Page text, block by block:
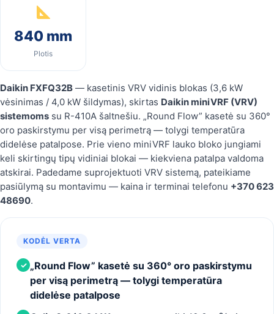
840 mm
Plotis
Daikin FXFQ32B — kasetinis VRV vidinis blokas (3,6 kW
vėsinimas / 4,0 kW šildymas), skirtas Daikin miniVRF (VRV)
sistemoms su R-410A šaltnešiu. „Round Flow” kasetė su 360°
oro paskirstymu per visą perimetrą — tolygi temperatūra
didelėse patalpose. Prie vieno miniVRF lauko bloko jungiami
keli skirtingų tipų vidiniai blokai — kiekviena patalpa valdoma
atskirai. Padedame suprojektuoti VRV sistemą, pateikiame
pasiūlymą su montavimu — kaina ir terminai telefonu +370 623
48690.
KODĖL VERTA
✓ „Round Flow” kasetė su 360° oro paskirstymu
per visą perimetrą — tolygi temperatūra
didelėse patalpose